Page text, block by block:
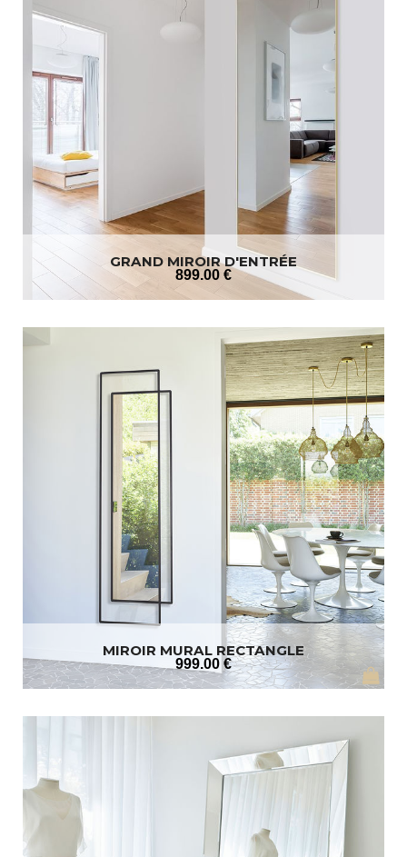
GRAND MIROIR D'ENTRÉE
899.00 €
MIROIR MURAL RECTANGLE
999.00 €